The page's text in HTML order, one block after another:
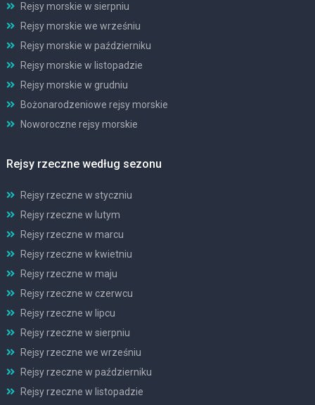
Rejsy morskie w sierpniu
Rejsy morskie we wrześniu
Rejsy morskie w październiku
Rejsy morskie w listopadzie
Rejsy morskie w grudniu
Bożonarodzeniowe rejsy morskie
Noworoczne rejsy morskie
Rejsy rzeczne według sezonu
Rejsy rzeczne w styczniu
Rejsy rzeczne w lutym
Rejsy rzeczne w marcu
Rejsy rzeczne w kwietniu
Rejsy rzeczne w maju
Rejsy rzeczne w czerwcu
Rejsy rzeczne w lipcu
Rejsy rzeczne w sierpniu
Rejsy rzeczne we wrześniu
Rejsy rzeczne w październiku
Rejsy rzeczne w listopadzie